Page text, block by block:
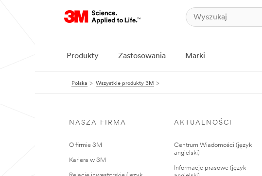
Produkty Zastosowania Marki
Polska Wszystkie produkty 3M
NASZA FIRMA
O firmie 3M
Kariera w 3M
AKTUALNOŚCI
Centrum Wiadomości (język
angielski)
Informacje prasowe (język